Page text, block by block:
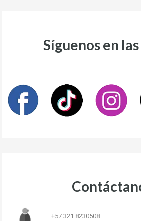
Síguenos en
+57 321 8230508